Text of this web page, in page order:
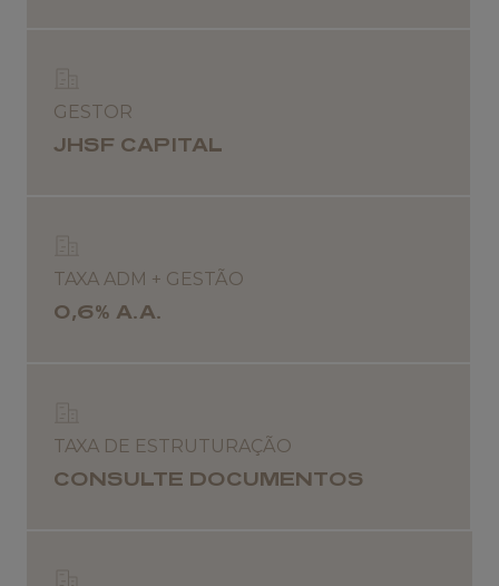
GESTOR
JHSF CAPITAL
TAXA ADM + GESTÃO
0,6% A.A.
TAXA DE ESTRUTURAÇÃO
CONSULTE DOCUMENTOS